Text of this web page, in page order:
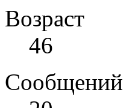
Возраст
46
Сообщений